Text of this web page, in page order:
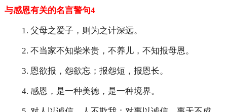
与感恩有关的名言警句4
1. 父母之爱子，则为之计深远。
2. 不当家不知柴米贵，不养儿，不知报母恩。
3. 恩欲报，怨欲忘；报怨短，报恩长。
4. 感恩，是一种美德，是一种境界。